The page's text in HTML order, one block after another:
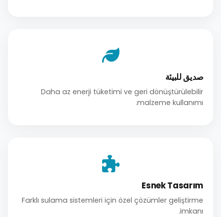
صديق للبيئة
Daha az enerji tüketimi ve geri dönüştürülebilir
malzeme kullanımı.
Esnek Tasarım
Farklı sulama sistemleri için özel çözümler geliştirme
imkanı.